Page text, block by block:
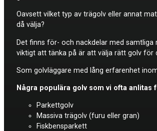
Oavsett vilket typ av trägolv eller annat
då välja?
Det finns för- och nackdelar med
viktigt att tänka på är att välja rätt golv
Som golvläggare med lång erfarenhet
Några populära golv som vi ofta anlitas
Parkettgolv
Massiva trägolv (furu eller gran)
Fiskbensparkett